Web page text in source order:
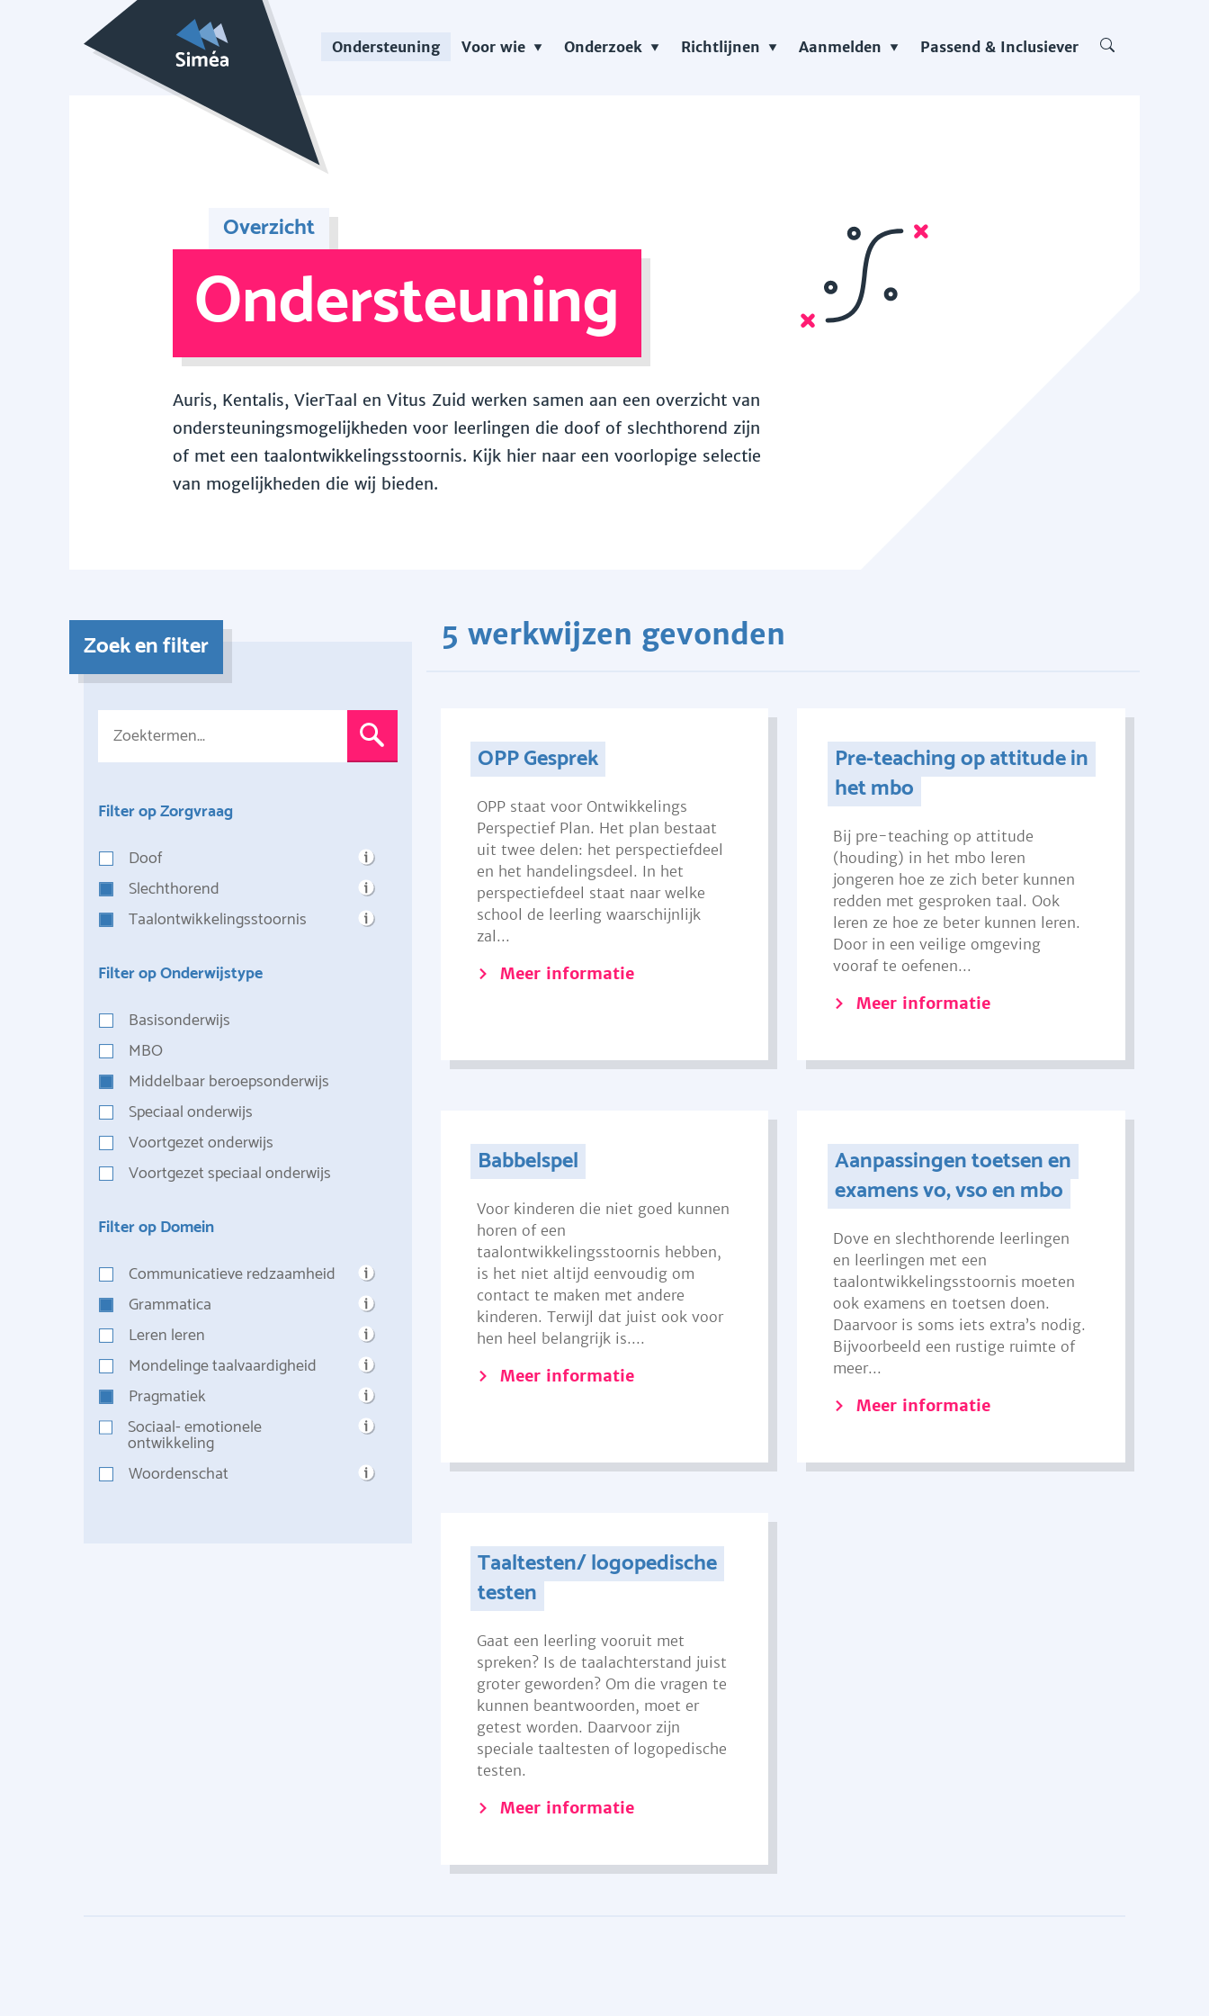
Ondersteuning Voor wie Onderzoek Richtlijnen Aanmelden Passend & Inclusiever
Overzicht
Ondersteuning
Auris, Kentalis, VierTaal en Vitus Zuid werken samen aan een overzicht van
ondersteuningsmogelijkheden voor leerlingen die doof of slechthorend zijn
of met een taalontwikkelingsstoornis. Kijk hier naar een voorlopige selectie
van mogelijkheden die wij bieden.
Zoek en filter
Filter op Zorgvraag
Doof
Slechthorend
Taalontwikkelingsstoornis
Filter op Onderwijstype
Basisonderwijs
MBO
Middelbaar beroepsonderwijs
Speciaal onderwijs
Voortgezet onderwijs
Voortgezet speciaal onderwijs
Filter op Domein
Communicatieve redzaamheid
Grammatica
Leren leren
Mondelinge taalvaardigheid
Pragmatiek
Sociaal- emotionele
ontwikkeling
Woordenschat
5 werkwijzen gevonden
OPP Gesprek
OPP staat voor Ontwikkelings
Perspectief Plan. Het plan bestaat
uit twee delen: het perspectiefdeel
en het handelingsdeel. In het
perspectiefdeel staat naar welke
school de leerling waarschijnlijk
zal...
Meer informatie
Pre-teaching op attitude in
het mbo
Bij pre-teaching op attitude
(houding) in het mbo leren
jongeren hoe ze zich beter kunnen
redden met gesproken taal. Ook
leren ze hoe ze beter kunnen leren.
Door in een veilige omgeving
vooraf te oefenen...
Meer informatie
Babbelspel
Voor kinderen die niet goed kunnen
horen of een
taalontwikkelingsstoornis hebben,
is het niet altijd eenvoudig om
contact te maken met andere
kinderen. Terwijl dat juist ook voor
hen heel belangrijk is....
Meer informatie
Aanpassingen toetsen en
examens vo, vso en mbo
Dove en slechthorende leerlingen
en leerlingen met een
taalontwikkelingsstoornis moeten
ook examens en toetsen doen.
Daarvoor is soms iets extra’s nodig.
Bijvoorbeeld een rustige ruimte of
meer...
Meer informatie
Taaltesten/ logopedische
testen
Gaat een leerling vooruit met
spreken? Is de taalachterstand juist
groter geworden? Om die vragen te
kunnen beantwoorden, moet er
getest worden. Daarvoor zijn
speciale taaltesten of logopedische
testen.
Meer informatie